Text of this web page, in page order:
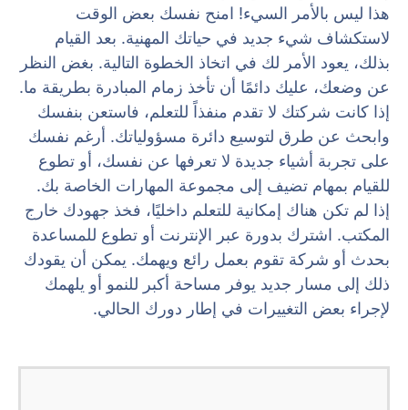
هذا ليس بالأمر السيء! امنح نفسك بعض الوقت
لاستكشاف شيء جديد في حياتك المهنية. بعد القيام
بذلك، يعود الأمر لك في اتخاذ الخطوة التالية. بغض النظر
عن وضعك، عليك دائمًا أن تأخذ زمام المبادرة بطريقة ما.
إذا كانت شركتك لا تقدم منفذاً للتعلم، فاستعن بنفسك
وابحث عن طرق لتوسيع دائرة مسؤولياتك. أرغم نفسك
على تجربة أشياء جديدة لا تعرفها عن نفسك، أو تطوع
للقيام بمهام تضيف إلى مجموعة المهارات الخاصة بك.
إذا لم تكن هناك إمكانية للتعلم داخليًا، فخذ جهودك خارج
المكتب. اشترك بدورة عبر الإنترنت أو تطوع للمساعدة
بحدث أو شركة تقوم بعمل رائع ويهمك. يمكن أن يقودك
ذلك إلى مسار جديد يوفر مساحة أكبر للنمو أو يلهمك
لإجراء بعض التغييرات في إطار دورك الحالي.